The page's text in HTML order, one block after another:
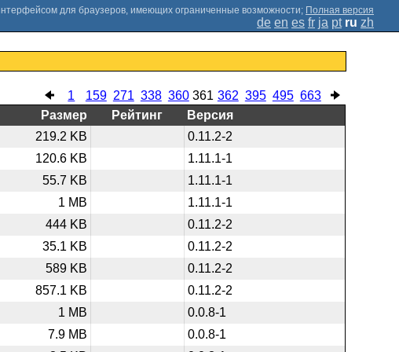
; Полная версия
de en es fr ja pt ru zh
1 159 271 338 360 361 362 395 495 663
Размер Рейтинг
Версия
219.2 KB
0.11.2-2
120.6 KB
1.11.1-1
55.7 KB
1.11.1-1
1 MB
1.11.1-1
444 KB
0.11.2-2
35.1 KB
0.11.2-2
589 KB
0.11.2-2
857.1 KB
0.11.2-2
1 MB
0.0.8-1
7.9 MB
0.0.8-1